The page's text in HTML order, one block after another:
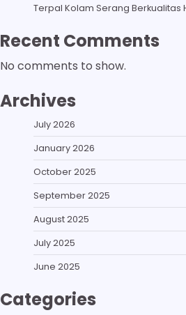
Terpal Kolam Serang Berkualitas
Recent Comments
No comments to show.
Archives
July 2026
January 2026
October 2025
September 2025
August 2025
July 2025
June 2025
Categories